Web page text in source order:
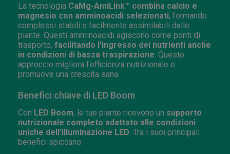
La tecnologia CaMg-AmiLink™ combina calcio e
magnesio con amminoacidi selezionati, formando
complessi stabili e facilmente assimilabili dalle
piante. Questi amminoacidi agiscono come ponti di
trasporto, facilitando l'ingresso dei nutrienti anche
in condizioni di bassa traspirazione . Questo
approccio migliora l'efficienza nutrizionale e
promuove una crescita sana.
Benefici chiave di LED Boom
Con LED Boom, le tue piante ricevono un supporto
nutrizionale completo adattato alle condizioni
uniche dell'illuminazione LED . Tra i suoi principali
benefici spiccano: